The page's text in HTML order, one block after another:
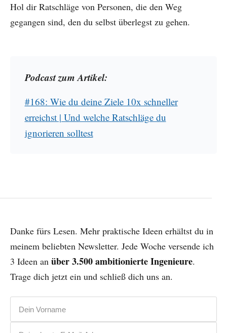
Hol dir Ratschläge von Personen, die den Weg
gegangen sind, den du selbst überlegst zu gehen.
Podcast zum Artikel:
#168: Wie du deine Ziele 10x schneller
erreichst | Und welche Ratschläge du
ignorieren solltest
Danke fürs Lesen. Mehr praktische Ideen erhältst du in
meinem beliebten Newsletter. Jede Woche versende ich
3 Ideen an über 3.500 ambitionierte Ingenieure.
Trage dich jetzt ein und schließ dich uns an.